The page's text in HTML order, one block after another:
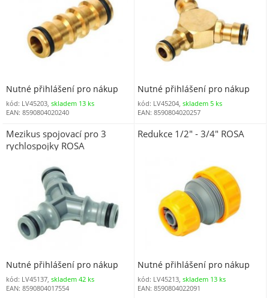
Nutné přihlášení pro nákup
kód: LV45203, skladem 13 ks
EAN: 8590804020240
Nutné přihlášení pro nákup
kód: LV45204,skladem 5 ks
EAN: 8590804020257
Mezikus spojovací pro 3
rychlospojky ROSA
Nutné přihlášení pro nákup
kód: LV45137, skladem 42 ks
EAN: 8590804017554
Redukce 1/2" - 3/4" ROSA
Nutné přihlášení pro nákup
kód: LV45213,skladem 13 ks
EAN: 8590804022091